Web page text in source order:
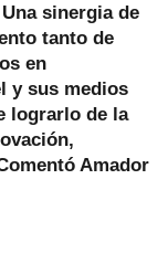
sinergia de
tanto de
en
y sus medios
lograrlo de la
Amador